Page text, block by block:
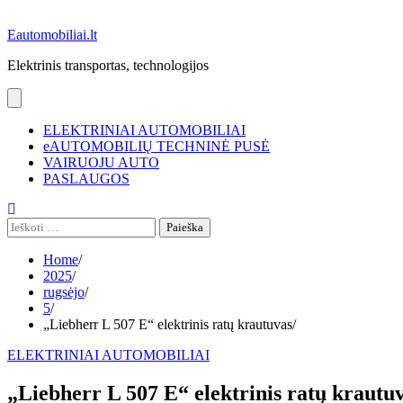
Eautomobiliai.lt
Elektrinis transportas, technologijos
ELEKTRINIAI AUTOMOBILIAI
eAUTOMOBILIŲ TECHNINĖ PUSĖ
VAIRUOJU AUTO
PASLAUGOS
Ieškoti:
Home
2025
rugsėjo
5
„Liebherr L 507 E“ elektrinis ratų krautuvas
ELEKTRINIAI AUTOMOBILIAI
„Liebherr L 507 E“ elektrinis ratų